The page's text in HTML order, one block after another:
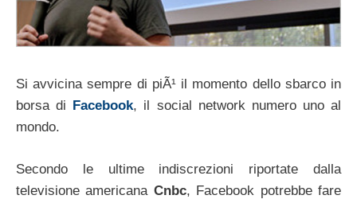
Si avvicina sempre di piÃ¹ il momento dello sbarco in
borsa di
Facebook, il social network numero uno al
mondo.
Secondo le ultime indiscrezioni riportate dalla
televisione americana Cnbc, Facebook potrebbe fare